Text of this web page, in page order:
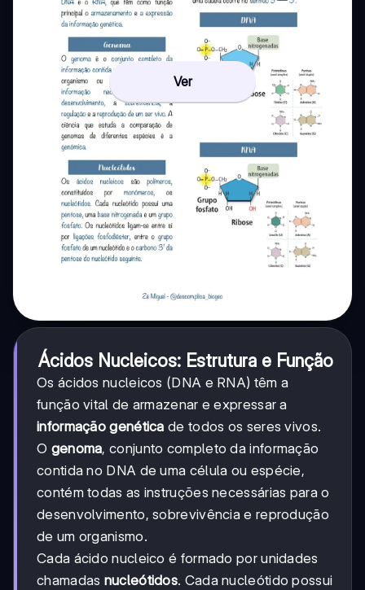
Ver
Ácidos Nucleicos: Estrutura e Função
Os ácidos nucleicos (DNA e RNA) têm a
função vital de armazenar e expressar a
informação genética de todos os seres vivos.
O genoma, conjunto completo da informação
contida no DNA de uma célula ou espécie,
contém todas as instruções necessárias para o
desenvolvimento, sobrevivência e reprodução
de um organismo.
Cada ácido nucleico é formado por unidades
chamadas nucleótidos. Cada nucleótido possui